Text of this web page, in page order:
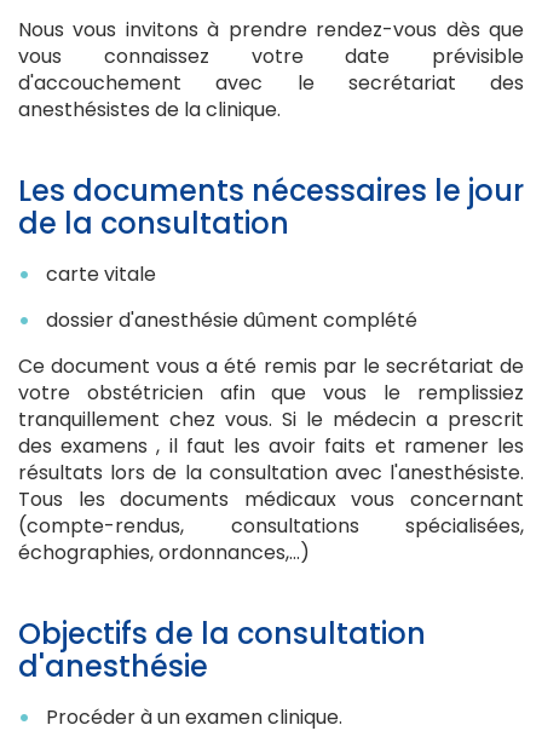
Nous vous invitons à prendre rendez-vous dès que
vous connaissez votre date prévisible
d'accouchement avec le secrétariat des
anesthésistes de la clinique.
Les documents nécessaires le jour
de la consultation
carte vitale
dossier d'anesthésie dûment complété
Ce document vous a été remis par le secrétariat de
votre obstétricien afin que vous le remplissiez
tranquillement chez vous. Si le médecin a prescrit
des examens , il faut les avoir faits et ramener les
résultats lors de la consultation avec l'anesthésiste.
Tous les documents médicaux vous concernant
(compte-rendus, consultations spécialisées,
échographies, ordonnances,...)
Objectifs de la consultation
d'anesthésie
Procéder à un examen clinique.